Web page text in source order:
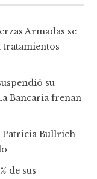
Armadas se
tratamientos
su
Bancaria frenan
Patricia Bullrich
de sus